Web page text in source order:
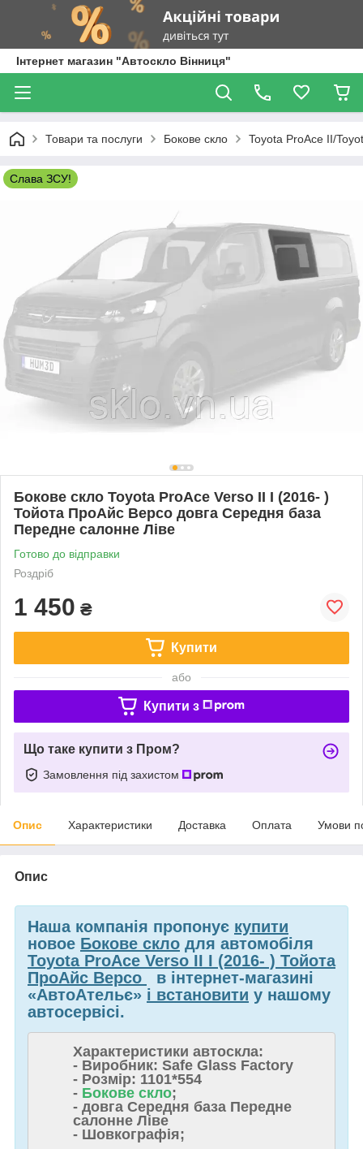
Інтернет магазин "Автоскло Вінниця"
Товари та послуги Бокове скло Toyota ProAce II/
Слава ЗСУ!
Бокове скло Toyota ProAce Verso II I (2016- )
Тойота ПроАйс Версо довга Середня база
Передне салонне Ліве
Готово до відправки
Роздріб
1 450 ₴
Купити
або
Купити з
Що таке купити з Пром?
Замовлення під захистом
Опис Характеристики Доставка Оплата Умови
Опис
Наша компанія пропонує купити
новое Бокове скло для автомобіля
Toyota ProAce Verso II I (2016- ) Тойота
ПроАйс Версо
в інтернет-магазині
«АвтоАтельє» і встановити у нашому
автосервісі.
Характеристики автоскла:
- Виробник: Safe Glass Factory
- Розмір: 1101*554
- Бокове скло;
- довга Середня база Передне
салонне Ліве
- Шовкографія;